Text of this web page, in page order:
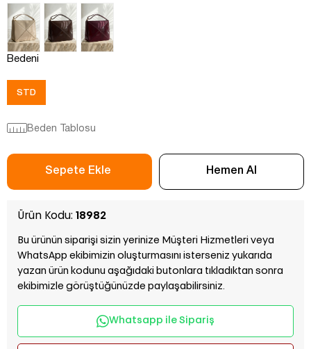
Bedeni
STD
Beden Tablosu
Ürün Kodu: 18982
Bu ürünün siparişi sizin yerinize Müşteri Hizmetleri veya
WhatsApp ekibimizin oluşturmasını isterseniz yukarıda
yazan ürün kodunu aşağıdaki butonlara tıkladıktan sonra
ekibimizle görüştüğünüzde paylaşabilirsiniz.
Whatsapp ile Sipariş